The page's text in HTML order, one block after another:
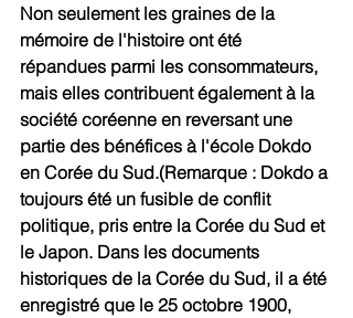
Non seulement les graines de la
mémoire de l'histoire ont été
répandues parmi les consommateurs,
mais elles contribuent également à la
société coréenne en reversant une
partie des bénéfices à l'école Dokdo
en Corée du Sud.(Remarque : Dokdo a
toujours été un fusible de conflit
politique, pris entre la Corée du Sud et
le Japon. Dans les documents
historiques de la Corée du Sud, il a été
enregistré que le 25 octobre 1900,